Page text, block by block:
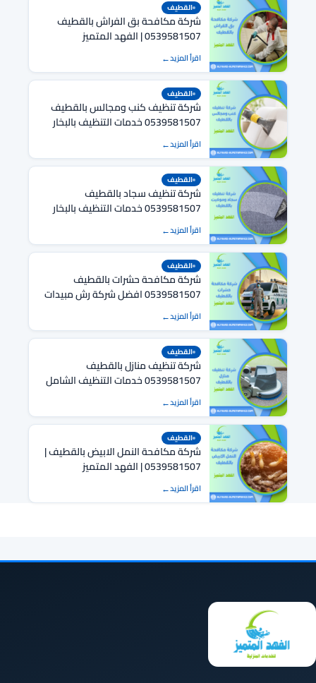
القطيف
شركة مكافحة بق الفراش بالقطيف
0539581507 | الفهد المتميز
اقرأ المزيد
القطيف
شركة تنظيف كنب ومجالس بالقطيف
0539581507 خدمات التنظيف بالبخار
اقرأ المزيد
القطيف
شركة تنظيف سجاد بالقطيف
0539581507 خدمات التنظيف بالبخار
اقرأ المزيد
القطيف
شركة مكافحة حشرات بالقطيف
0539581507 افضل شركة رش مبيدات
بالقطيف
اقرأ المزيد
القطيف
شركة تنظيف منازل بالقطيف
0539581507 خدمات التنظيف الشامل
للمنازل
اقرأ المزيد
القطيف
شركة مكافحة النمل الابيض بالقطيف |
0539581507 | الفهد المتميز
اقرأ المزيد